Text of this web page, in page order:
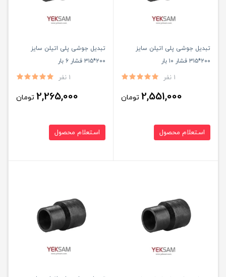
تبدیل جوشی پلی اتیلن سایز
۲۰۰*۳۱۵ فشار ۱۰ بار
1 نفر
2,551,000 تومان
استعلام محصول
تبدیل جوشی پلی اتیلن سایز
۲۰۰*۳۱۵ فشار ۶ بار
1 نفر
2,265,000 تومان
استعلام محصول